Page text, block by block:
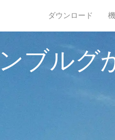
ダウンロード
ブルグ